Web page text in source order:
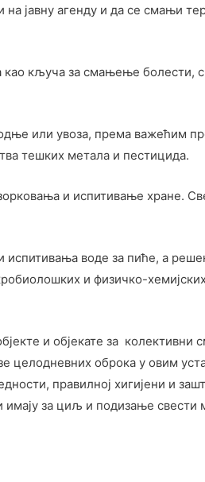
на јавну агенду и да се смањи
као кључа за смањење
или увоза, према важећим
тешких метала и пестицида.
и испитивање хране.
испитивања воде за пиће, а
и физичко-
и објекате за колективни
целодневних оброка у овим
правилној хигијени и
за циљ и подизање свести